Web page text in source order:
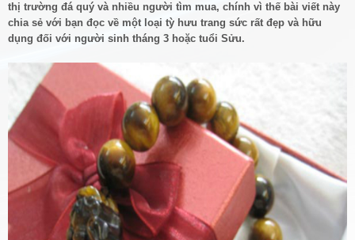
thị trường đá quý và nhiều người tìm mua, chính vì thế bài viết này
chia sẻ với bạn đọc về một loại tỳ hưu trang sức rất đẹp và hữu
dụng đối với người sinh tháng 3 hoặc tuổi Sửu.